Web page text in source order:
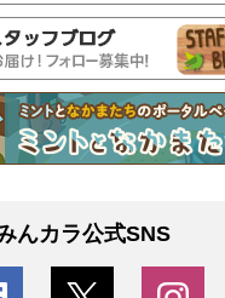
んカラ公式SNS